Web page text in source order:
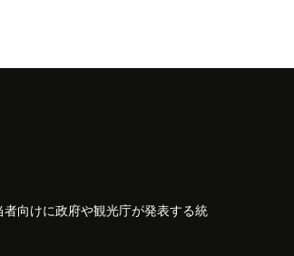
向けに政府や観光庁が発表する統